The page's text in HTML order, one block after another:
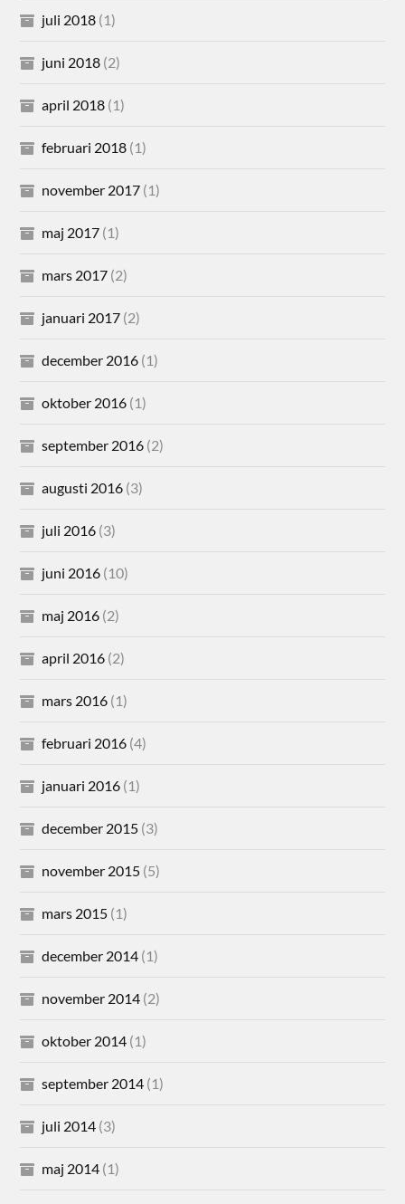
juli 2018 (1)
juni 2018 (2)
april 2018 (1)
februari 2018 (1)
november 2017 (1)
maj 2017 (1)
mars 2017 (2)
januari 2017 (2)
december 2016 (1)
oktober 2016 (1)
september 2016 (2)
augusti 2016 (3)
juli 2016 (3)
juni 2016 (10)
maj 2016 (2)
april 2016 (2)
mars 2016 (1)
februari 2016 (4)
januari 2016 (1)
december 2015 (3)
november 2015 (5)
mars 2015 (1)
december 2014 (1)
november 2014 (2)
oktober 2014 (1)
september 2014 (1)
juli 2014 (3)
maj 2014 (1)